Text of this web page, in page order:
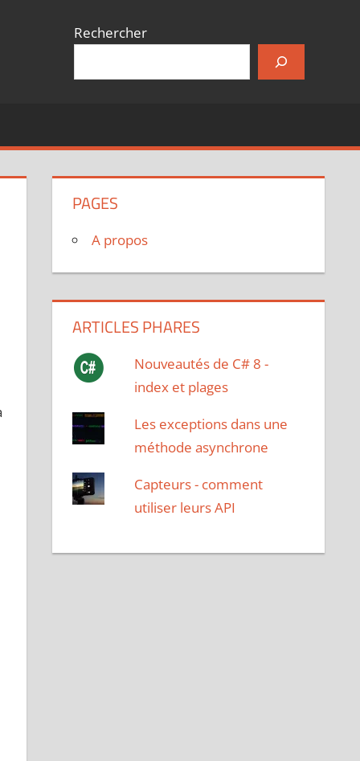
Rechercher
PAGES
A propos
ARTICLES PHARES
Nouveautés de C# 8 -
index et plages
Les exceptions dans une
méthode asynchrone
Capteurs - comment
utiliser leurs API